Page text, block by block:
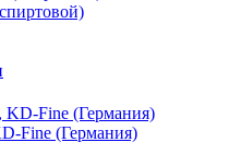
Fine (Германия)